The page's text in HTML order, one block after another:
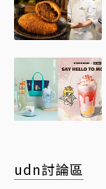
udn討論區